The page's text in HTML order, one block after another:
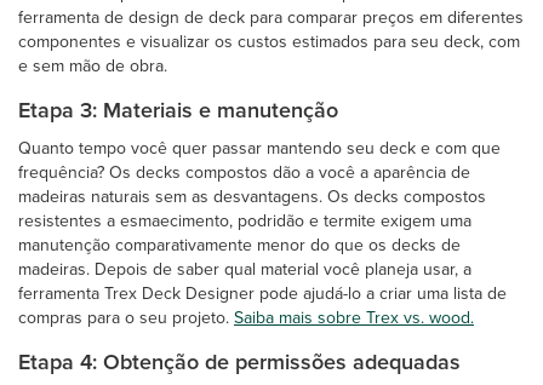
ferramenta de design de deck para comparar preços em diferentes
componentes e visualizar os custos estimados para seu deck, com
e sem mão de obra.
Etapa 3: Materiais e manutenção
Quanto tempo você quer passar mantendo seu deck e com que
frequência? Os decks compostos dão a você a aparência de
madeiras naturais sem as desvantagens. Os decks compostos
resistentes a esmaecimento, podridão e termite exigem uma
manutenção comparativamente menor do que os decks de
madeiras. Depois de saber qual material você planeja usar, a
ferramenta Trex Deck Designer pode ajudá-lo a criar uma lista de
compras para o seu projeto. Saiba mais sobre Trex vs. wood.
Etapa 4: Obtenção de permissões adequadas